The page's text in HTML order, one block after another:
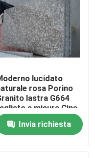
lucidato
rosa Porino
lastra G664
a misura Cina
porno Rosa
Invia richiesta